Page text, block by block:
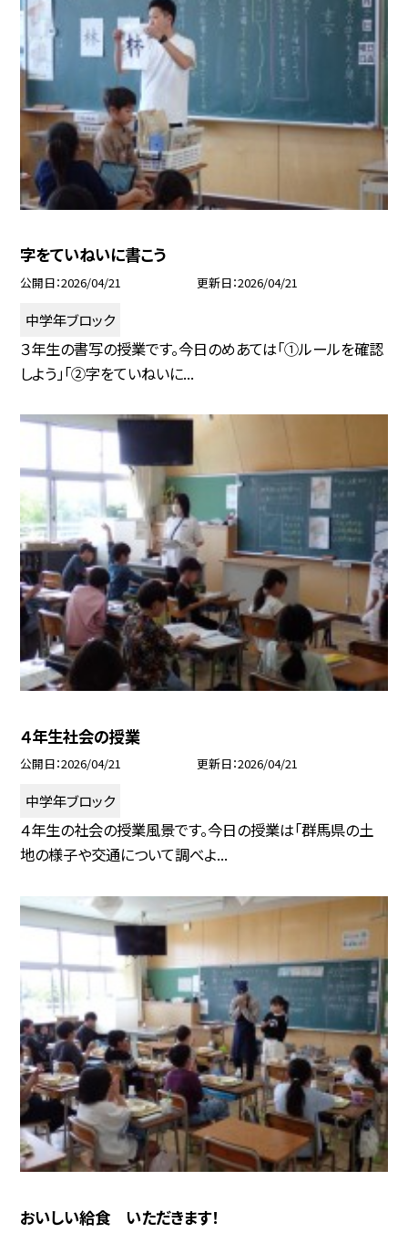
字をていねいに書こう
公開日 2026/04/21 更新日 2026/04/21
中学年ブロック
３年生の書写の授業です。今日のめあては「①ルールを確認
しよう」「②字をていねいに...
４年生社会の授業
公開日 2026/04/21 更新日 2026/04/21
中学年ブロック
４年生の社会の授業風景です。今日の授業は「群馬県の土
地の様子や交通について調べよ...
おいしい給食 いただきます！